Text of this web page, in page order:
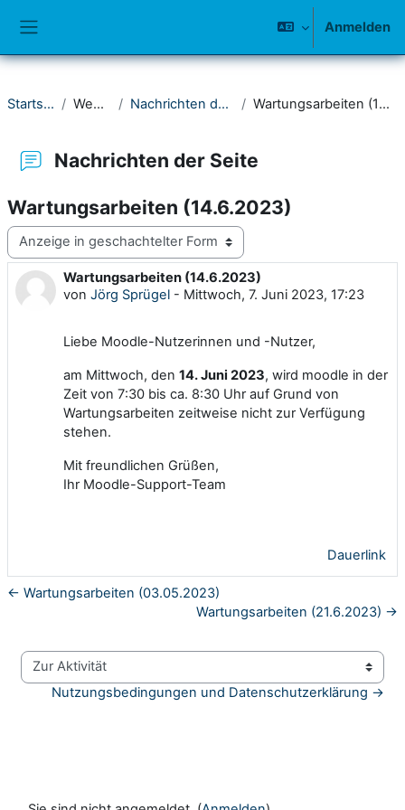
Anmelden
Startseite Website Nachrichten der Seite Wartungsarbeiten (14.6.2023)
Nachrichten der Seite
Wartungsarbeiten (14.6.2023)
Anzeigemodus
Wartungsarbeiten (14.6.2023)
von Jörg Sprügel - Mittwoch, 7. Juni 2023, 17:23
Anzahl Antworten: 0
Liebe Moodle-Nutzerinnen und -Nutzer,
am Mittwoch, den 14. Juni 2023, wird moodle in der
Zeit von 7:30 bis ca. 8:30 Uhr auf Grund von
Wartungsarbeiten zeitweise nicht zur Verfügung
stehen.
Mit freundlichen Grüßen,
Ihr Moodle-Support-Team
Dauerlink
← Wartungsarbeiten (03.05.2023)
Wartungsarbeiten (21.6.2023) →
Zur Aktivität
Nutzungsbedingungen und Datenschutzerklärung →